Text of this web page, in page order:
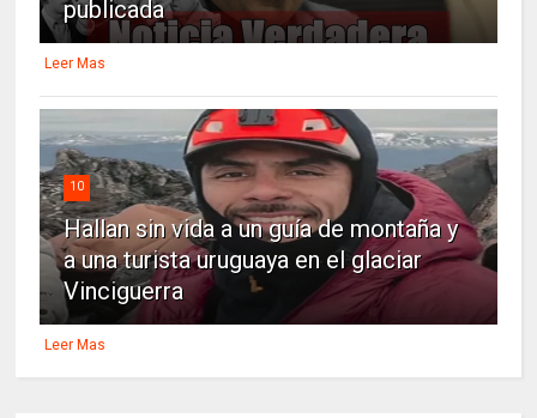
publicada
Leer Mas
10
Hallan sin vida a un guía de montaña y
a una turista uruguaya en el glaciar
Vinciguerra
Leer Mas